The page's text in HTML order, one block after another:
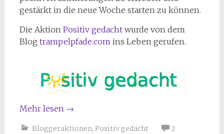
gestärkt in die neue Woche starten zu können.
Die Aktion Positiv gedachtwurde von dem
Blog trampelpfade.comins Leben gerufen.
Mehr lesen →
Bloggeraktionen, Positiv gedacht
2